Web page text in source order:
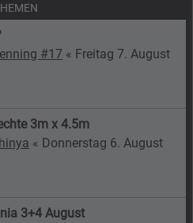
#17 « Freitag 7. August
3m x 4.5m
« Donnerstag 6. August
3+4 August